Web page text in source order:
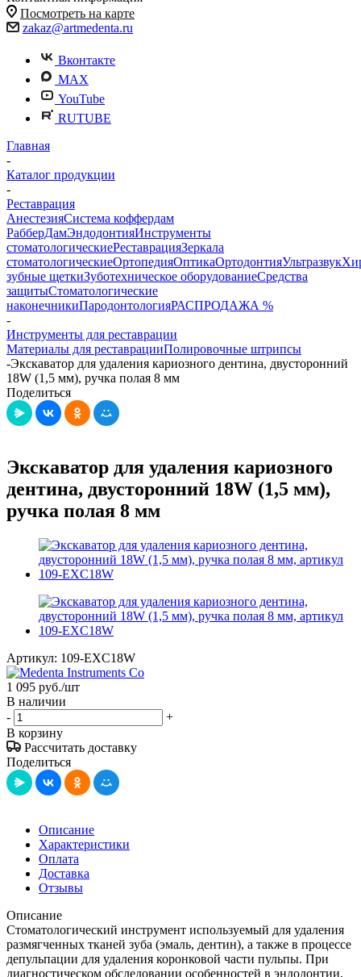
Посмотреть на карте
zakaz@artmedenta.ru
Вконтакте
MAX
YouTube
RUTUBE
Главная
-
Каталог продукции
-
Реставрация
АнестезияСистема коффердам
РабберДамЭндодонтияИнструменты
стоматологическиеРеставрацияЗеркала
стоматологическиеОртопедияОптикаОртодонтияУльтразвук
зубные щеткиЗуботехническое оборудованиеСредства
защитыСтоматологические
наконечникиПародонтологияРАСПРОДАЖА %
-
Инструменты для реставрации
Материалы для реставрацииПолировочные штрипсы
-Экскаватор для удаления кариозного дентина, двусторонний
18W (1,5 мм), ручка полая 8 мм
Поделиться
Экскаватор для удаления кариозного
дентина, двусторонний 18W (1,5 мм),
ручка полая 8 мм
Артикул: 109-EXC18W
1 095 руб./шт
В наличии
-
+
В корзину
Рассчитать доставку
Поделиться
Описание
Характеристики
Оплата
Доставка
Отзывы
Описание
Стоматологический инструмент используемый для удаления
размягченных тканей зуба (эмаль, дентин), а также в процессе
депульпации для удаления коронковой части пульпы. При
диагностическом обследовании особенностей в эндодонтии,